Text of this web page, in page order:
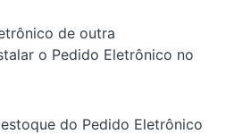
de outra
o Pedido Eletrônico no
do Pedido Eletrônico